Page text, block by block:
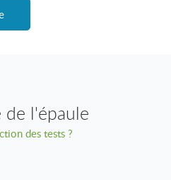
de l'épaule
des tests ?